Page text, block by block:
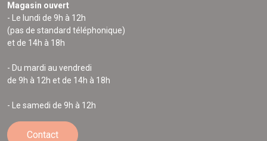
Magasin ouvert
- Le lundi de 9h à 12h
(pas de standard téléphonique)
et de 14h à 18h
- Du mardi au vendredi
de 9h à 12h et de 14h à 18h
- Le samedi de 9h à 12h
Contact